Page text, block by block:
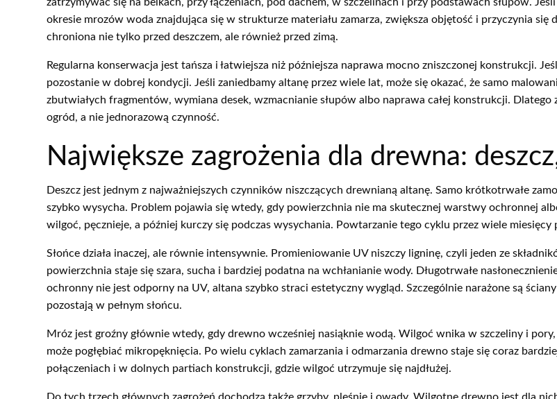
okresie mrozów woda znajdująca się w strukturze materiału zamarza, zwiększa objętość i przyczynia się
chroniona nie tylko przed deszczem, ale również przed zimą.
Regularna konserwacja jest tańsza i łatwiejsza niż późniejsza naprawa mocno zniszczonej konstrukcji.
pozostanie w dobrej kondycji. Jeśli zaniedbamy altanę przez wiele lat, może się okazać, że samo
zbutwiałych fragmentów, wymiana desek, wzmacnianie słupów albo naprawa całej konstrukcji.
ogród, a nie jednorazową czynność.
Największe zagrożenia dla drewna:
Deszcz jest jednym z najważniejszych czynników niszczących drewnianą altanę. Samo krótkotrwałe
szybko wysycha. Problem pojawia się wtedy, gdy powierzchnia nie ma skutecznej warstwy ochronnej
wilgoć, pęcznieje, a później kurczy się podczas wysychania. Powtarzanie tego cyklu przez wiele
Słońce działa inaczej, ale równie intensywnie. Promieniowanie UV niszczy ligninę, czyli jeden ze
powierzchnia staje się szara, sucha i bardziej podatna na wchłanianie wody. Długotrwałe
ochronny nie jest odporny na UV, altana szybko straci estetyczny wygląd. Szczególnie narażone są
pozostają w pełnym słońcu.
Mróz jest groźny głównie wtedy, gdy drewno wcześniej nasiąknie wodą. Wilgoć wnika w szczeliny i
może pogłębiać mikropęknięcia. Po wielu cyklach zamarzania i odmarzania drewno staje się coraz
połączeniach i w dolnych partiach konstrukcji, gdzie wilgoć utrzymuje się najdłużej.